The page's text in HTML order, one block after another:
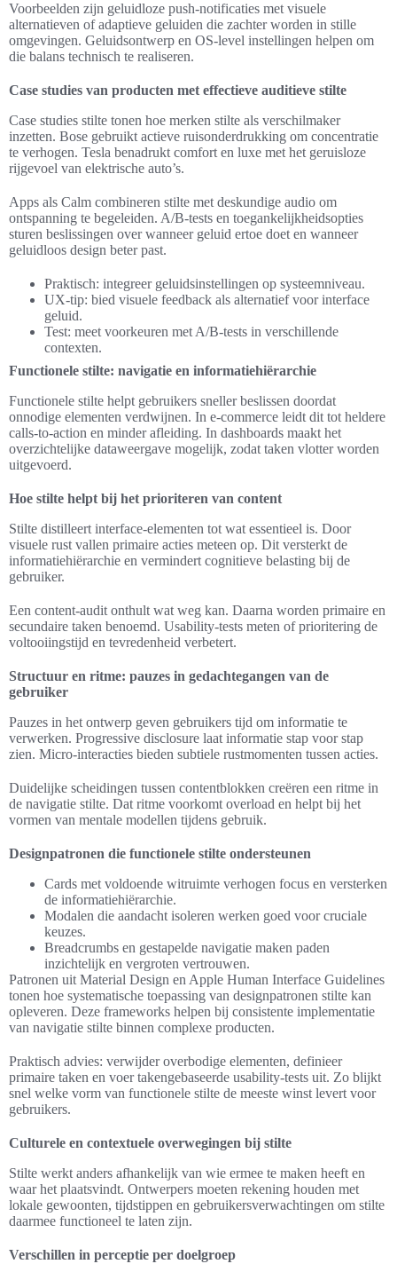
Voorbeelden zijn geluidloze push-notificaties met visuele
alternatieven of adaptieve geluiden die zachter worden in stille
omgevingen. Geluidsontwerp en OS-level instellingen helpen om
die balans technisch te realiseren.
Case studies van producten met effectieve auditieve stilte
Case studies stilte tonen hoe merken stilte als verschilmaker
inzetten. Bose gebruikt actieve ruisonderdrukking om concentratie
te verhogen. Tesla benadrukt comfort en luxe met het geruisloze
rijgevoel van elektrische auto’s.
Apps als Calm combineren stilte met deskundige audio om
ontspanning te begeleiden. A/B-tests en toegankelijkheidsopties
sturen beslissingen over wanneer geluid ertoe doet en wanneer
geluidloos design beter past.
Praktisch: integreer geluidsinstellingen op systeemniveau.
UX-tip: bied visuele feedback als alternatief voor interface
geluid.
Test: meet voorkeuren met A/B-tests in verschillende
contexten.
Functionele stilte: navigatie en informatiehiërarchie
Functionele stilte helpt gebruikers sneller beslissen doordat
onnodige elementen verdwijnen. In e‑commerce leidt dit tot heldere
calls-to-action en minder afleiding. In dashboards maakt het
overzichtelijke dataweergave mogelijk, zodat taken vlotter worden
uitgevoerd.
Hoe stilte helpt bij het prioriteren van content
Stilte distilleert interface-elementen tot wat essentieel is. Door
visuele rust vallen primaire acties meteen op. Dit versterkt de
informatiehiërarchie en vermindert cognitieve belasting bij de
gebruiker.
Een content-audit onthult wat weg kan. Daarna worden primaire en
secundaire taken benoemd. Usability-tests meten of prioritering de
voltooiingstijd en tevredenheid verbetert.
Structuur en ritme: pauzes in gedachtegangen van de
gebruiker
Pauzes in het ontwerp geven gebruikers tijd om informatie te
verwerken. Progressive disclosure laat informatie stap voor stap
zien. Micro-interacties bieden subtiele rustmomenten tussen acties.
Duidelijke scheidingen tussen contentblokken creëren een ritme in
de navigatie stilte. Dat ritme voorkomt overload en helpt bij het
vormen van mentale modellen tijdens gebruik.
Designpatronen die functionele stilte ondersteunen
Cards met voldoende witruimte verhogen focus en versterken
de informatiehiërarchie.
Modalen die aandacht isoleren werken goed voor cruciale
keuzes.
Breadcrumbs en gestapelde navigatie maken paden
inzichtelijk en vergroten vertrouwen.
Patronen uit Material Design en Apple Human Interface Guidelines
tonen hoe systematische toepassing van designpatronen stilte kan
opleveren. Deze frameworks helpen bij consistente implementatie
van navigatie stilte binnen complexe producten.
Praktisch advies: verwijder overbodige elementen, definieer
primaire taken en voer takengebaseerde usability-tests uit. Zo blijkt
snel welke vorm van functionele stilte de meeste winst levert voor
gebruikers.
Culturele en contextuele overwegingen bij stilte
Stilte werkt anders afhankelijk van wie ermee te maken heeft en
waar het plaatsvindt. Ontwerpers moeten rekening houden met
lokale gewoonten, tijdstippen en gebruikersverwachtingen om stilte
daarmee functioneel te laten zijn.
Verschillen in perceptie per doelgroep